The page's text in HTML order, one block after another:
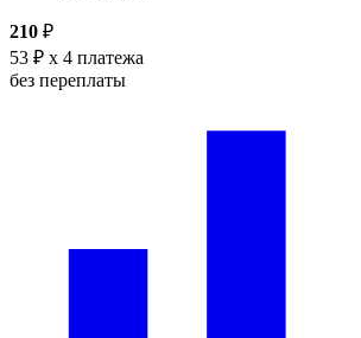
210 ₽
53 ₽ x 4 платежа
без переплаты